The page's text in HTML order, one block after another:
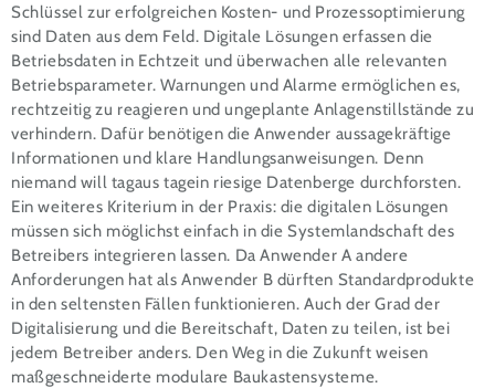
Schlüssel zur erfolgreichen Kosten- und Prozessoptimierung
sind Daten aus dem Feld. Digitale Lösungen erfassen die
Betriebsdaten in Echtzeit und überwachen alle relevanten
Betriebsparameter. Warnungen und Alarme ermöglichen es,
rechtzeitig zu reagieren und ungeplante Anlagenstillstände zu
verhindern. Dafür benötigen die Anwender aussagekräftige
Informationen und klare Handlungsanweisungen. Denn
niemand will tagaus tagein riesige Datenberge durchforsten.
Ein weiteres Kriterium in der Praxis: die digitalen Lösungen
müssen sich möglichst einfach in die Systemlandschaft des
Betreibers integrieren lassen. Da Anwender A andere
Anforderungen hat als Anwender B dürften Standardprodukte
in den seltensten Fällen funktionieren. Auch der Grad der
Digitalisierung und die Bereitschaft, Daten zu teilen, ist bei
jedem Betreiber anders. Den Weg in die Zukunft weisen
maßgeschneiderte modulare Baukastensysteme.